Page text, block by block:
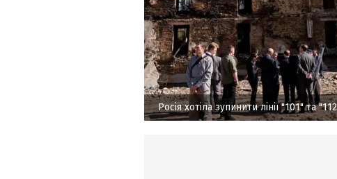
Росія хотіла зупинити лінії "101" та